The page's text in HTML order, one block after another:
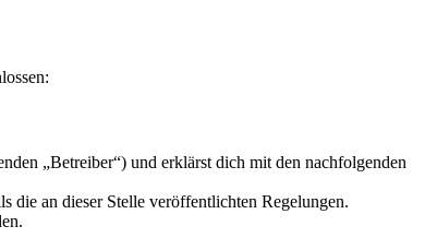
„Betreiber“) und erklärst dich mit den nachfolgenden
die an dieser Stelle veröffentlichten Regelungen.